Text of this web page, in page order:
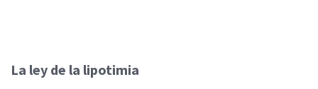
La ley de la lipotimia